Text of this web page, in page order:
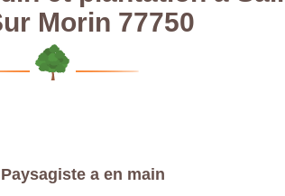
Morin 77750
a en main